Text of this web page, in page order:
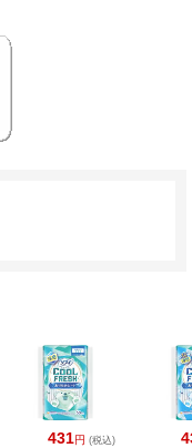
431円 (税込)